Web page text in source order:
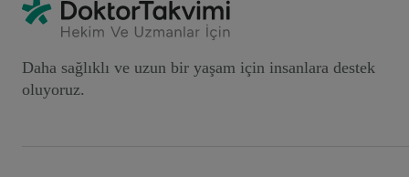
Daha sağlıklı ve uzun bir yaşam için insanlara destek
oluyoruz.